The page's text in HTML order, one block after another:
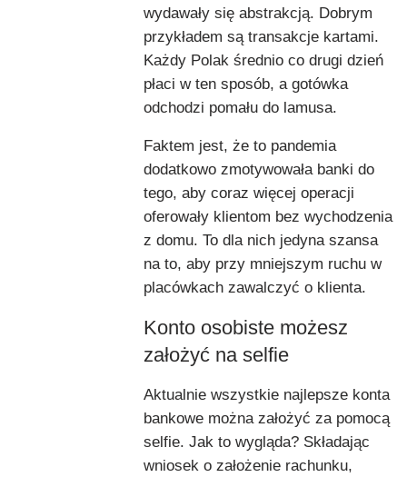
wydawały się abstrakcją. Dobrym
przykładem są transakcje kartami.
Każdy Polak średnio co drugi dzień
płaci w ten sposób, a gotówka
odchodzi pomału do lamusa.
Faktem jest, że to pandemia
dodatkowo zmotywowała banki do
tego, aby coraz więcej operacji
oferowały klientom bez wychodzenia
z domu. To dla nich jedyna szansa
na to, aby przy mniejszym ruchu w
placówkach zawalczyć o klienta.
Konto osobiste możesz
założyć na selfie
Aktualnie wszystkie najlepsze konta
bankowe można założyć za pomocą
selfie. Jak to wygląda? Składając
wniosek o założenie rachunku,